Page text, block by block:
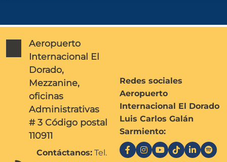
Aeropuerto
Internacional El
Dorado,
Mezzanine,
oficinas
Administrativas
# 3 Código postal
110911
Contáctanos: Tel.
Redes sociales
Aeropuerto
Internacional El Dorado
Luis Carlos Galán
Sarmiento: